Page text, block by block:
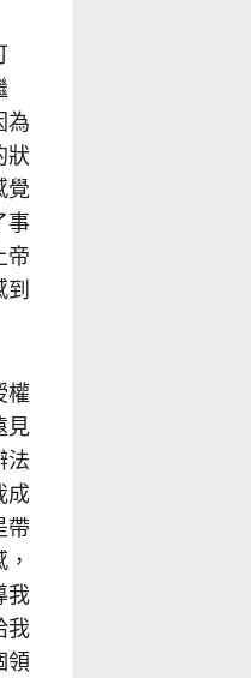
為
狀
覺
事
帝
到
權
見
法
成
帶
我
我
領